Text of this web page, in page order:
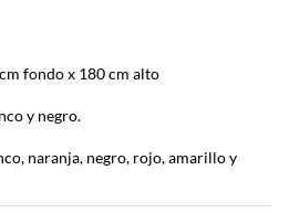
fondo x 180 cm alto
y negro.
naranja, negro, rojo, amarillo y